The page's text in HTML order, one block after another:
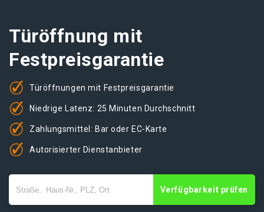
Türöffnung mit
Festpreisgarantie
Türöffnungen mit Festpreisgarantie
Niedrige Latenz: 25 Minuten Durchschnitt
Zahlungsmittel: Bar oder EC-Karte
Autorisierter Dienstanbieter
Verfügbarkeit prüfen